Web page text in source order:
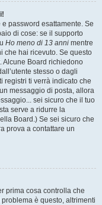
password esattamente. Se
di cose: se il supporto
Ho meno di 13 anni mentre
che hai ricevuto. Se questo
Alcune Board richiedono
stesso o dagli
registri ti verrà indicato che
messaggio di posta, allora
sei sicuro che il tuo
serve a ridurre la
Board.) Se sei sicuro che
prova a contattare un
prima cosa controlla che
è questo, altrimenti